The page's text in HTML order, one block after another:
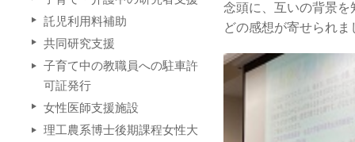
念頭に、互いの背景
どの感想が寄せられ
託児利用料補助
共同研究支援
子育て中の教職員への駐車許
可証発行
女性医師支援施設
理工農系博士後期課程女性大